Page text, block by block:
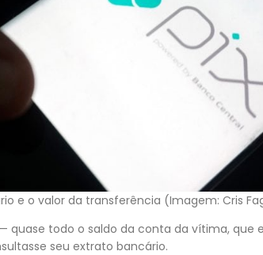
e o valor da transferência (Imagem: Cris
quase todo o saldo da conta da vítima, que
seu extrato bancário.